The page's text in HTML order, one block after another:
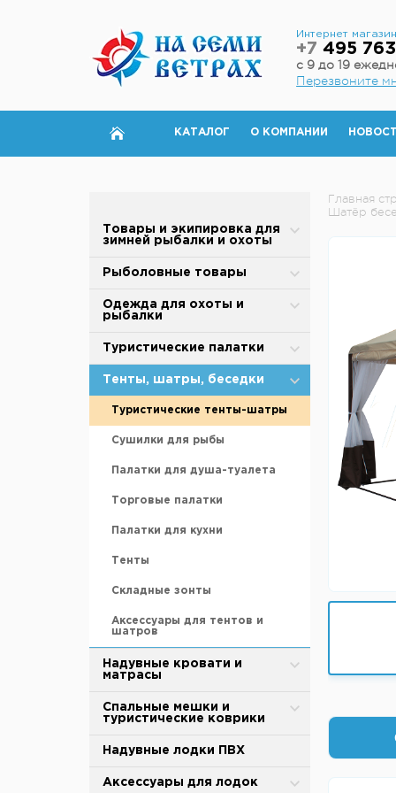
Интернет магазин
+7 495
с 9 до 19
Перезвоните
КАТАЛОГ О КОМПАНИИ
Товары и экипировка для
зимней рыбалки и охоты
Палатки для зимней рыбалки
Полы для зимней палатки
Рыболовные товары
Блесны
карабины
Грузила
Живые насадки
Инструменты
Катушки
Кормушки
Крючки
Лески и шнуры
Монтажи, донки, оснастки
Подсачеки
Поплавки
Одежда для охоты и
рыбалки
Зимняя одежда
Защита от дождя и ветра
Термобелье
Обувь для охоты и рыбалки
Термоноски, стельки
Туристические палатки
Alpika
BTrace
MirCamping
Totem
Tramp
Аксессуары для палаток и
Тенты, шатры, беседки
Туристические тенты-шатры
Сушилки для рыбы
Палатки для душа-туалета
Торговые палатки
Палатки для кухни
Тенты
Складные зонты
Аксессуары для тентов и
шатров
Надувные кровати и
матрасы
Надувные матрасы
Спальные мешки и
туристические коврики
Спальные мешки
Cамонадувающийся коврик
Надувные лодки ПВХ
Аксессуары для лодок
Главная
Шатёр